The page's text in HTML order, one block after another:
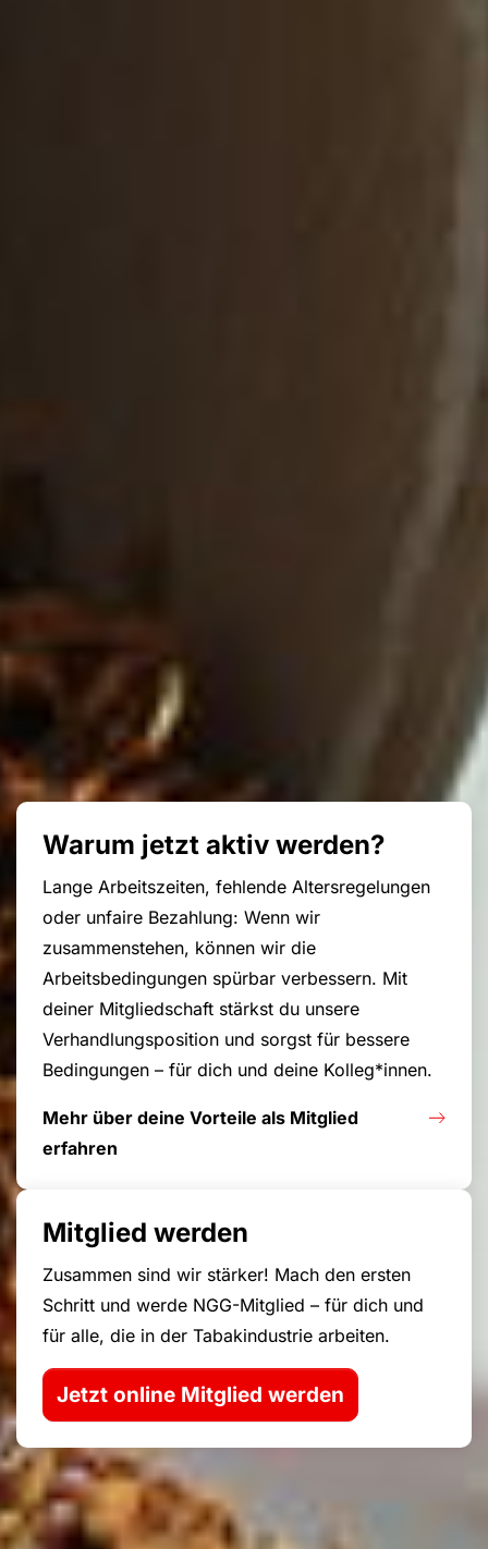
Warum jetzt aktiv werden?
Lange Arbeitszeiten, fehlende Altersregelungen
oder unfaire Bezahlung: Wenn wir
zusammenstehen, können wir die
Arbeitsbedingungen spürbar verbessern. Mit
deiner Mitgliedschaft stärkst du unsere
Verhandlungsposition und sorgst für bessere
Bedingungen – für dich und deine Kolleg*innen.
Mehr über deine Vorteile als Mitglied
erfahren
Mitglied werden
Zusammen sind wir stärker! Mach den ersten
Schritt und werde NGG-Mitglied – für dich und
für alle, die in der Tabakindustrie arbeiten.
Jetzt online Mitglied werden